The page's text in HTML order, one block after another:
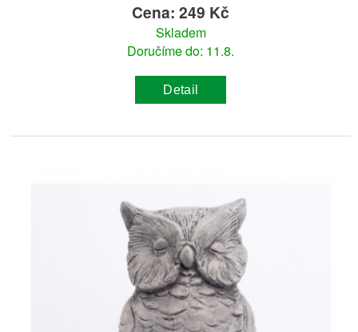
Cena: 249 Kč
Skladem
Doručíme do: 11.8.
Detail